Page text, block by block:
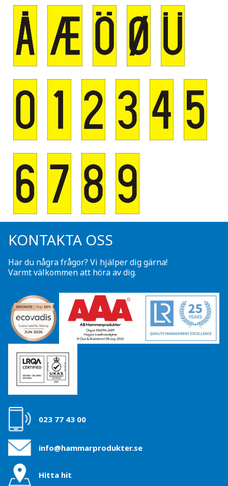
KONTAKTA OSS
Har du några frågor? Vi hjälper dig gärna!
Varmt välkommen att höra av dig.
023 77 43 00
info@hammarprodukter.se
Hitta hit